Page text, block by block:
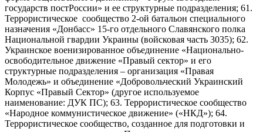
государств постРоссии» и ее структурные подразделения; 61.
Террористическое сообщество 2-ой батальон специального
назначения «Донбасс» 15-го отдельного Славянского полка
Национальной гвардии Украины (войсковая часть 3035); 62.
Украинское военизированное объединение «Национально-
освободительное движение «Правый сектор» и его
структурные подразделения – организация «Правая
Молодежь» и объединение «Добровольческий Украинский
Корпус «Правый Сектор» (другое используемое
наименование: ДУК ПС); 63. Террористическое сообщество
«Народное коммунистическое движение» («НКД»); 64.
Террористическое сообщество, созданное для подготовки и